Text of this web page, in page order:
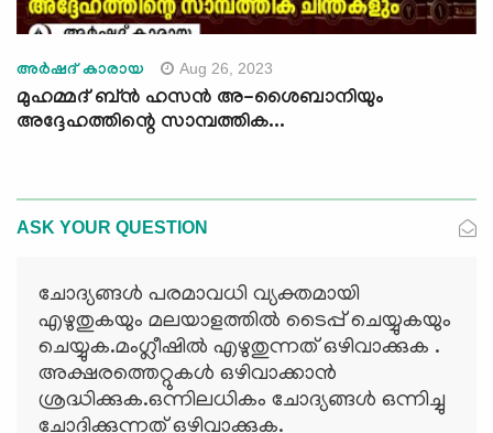
അർഷദ് കാരായ Aug 26, 2023
മുഹമ്മദ്‌ ബ്ൻ ഹസൻ അ-ശൈബാനിയും
അദ്ദേഹത്തിന്റെ സാമ്പത്തിക...
ASK YOUR QUESTION
ചോദ്യങ്ങള്‍ പരമാവധി വ്യക്തമായി
എഴുതുകയും മലയാളത്തില്‍ ടൈപ്പ് ചെയ്യുകയും
ചെയ്യുക.മംഗ്ലീഷില്‍ എഴുതുന്നത് ഒഴിവാക്കുക .
അക്ഷരത്തെറ്റുകള്‍ ഒഴിവാക്കാന്‍
ശ്രദ്ധിക്കുക.ഒന്നിലധികം ചോദ്യങ്ങള്‍ ഒന്നിച്ചു
ചോദിക്കുന്നത് ഒഴിവാക്കുക.